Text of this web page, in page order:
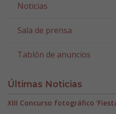
Noticias
Sala de prensa
Tablón de anuncios
Últimas Noticias
XIII Concurso fotográfico